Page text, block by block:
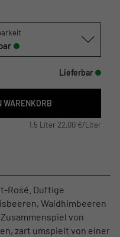
Lieferbar
WARENKORB
1,5 Liter 22,00 €/Liter
Rosé. Duftige
Waldhimbeeren
von
zart umspielt von einer